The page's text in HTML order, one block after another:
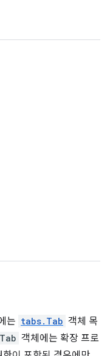
는 tabs.Tab 객체 목
Tab 객체에는 확장 프로